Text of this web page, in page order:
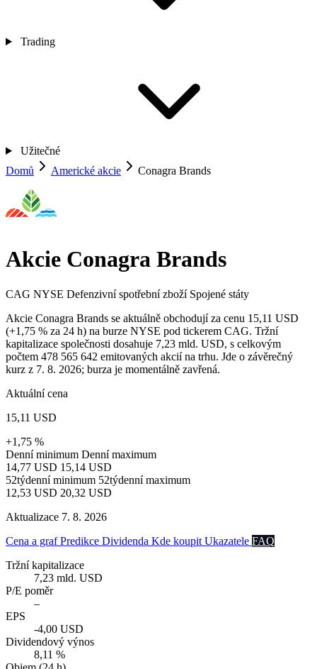
Trading
Užitečné
Domů
Americké akcie Conagra Brands
Akcie Conagra Brands
CAG NYSE Defenzivní spotřební zboží Spojené státy
Akcie Conagra Brands se aktuálně obchodují za cenu 15,11 USD
(+1,75 % za 24 h) na burze NYSE pod tickerem CAG. Tržní
kapitalizace společnosti dosahuje 7,23 mld. USD, s celkovým
počtem 478 565 642 emitovaných akcií na trhu. Jde o závěrečný
kurz z 7. 8. 2026; burza je momentálně zavřená.
Aktuální cena
15,11 USD
+1,75 %
Denní minimum Denní maximum
14,77 USD 15,14 USD
52týdenní minimum 52týdenní maximum
12,53 USD 20,32 USD
Aktualizace 7. 8. 2026
Cena a grafPredikce Dividenda Kde koupit Ukazatele FAQ
Tržní kapitalizace
7,23 mld. USD
P/E poměr
–
EPS
-4,00 USD
Dividendový výnos
8,11 %